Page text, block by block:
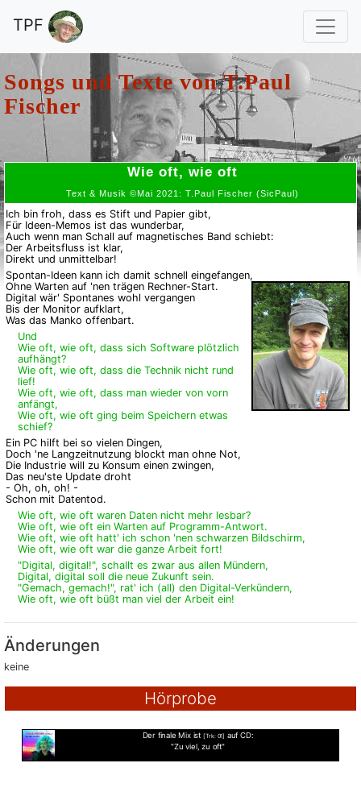
TPF
Songs und Texte vonT.Paul
Fischer
Wie oft, wie oft
Text & Musik ©Mai 2021: T.Paul Fischer (SicPaul)
Ich bin froh, dass es Stift und Papier gibt,
Für Ideen-Memos ist das wunderbar,
Auch wenn man Schall auf magnetisches Band schiebt:
Der Arbeitsfluss ist klar,
Direkt und unmittelbar!
Spontan-Ideen kann ich damit schnell eingefangen,
Ohne Warten auf 'nen trägen Rechner-Start.
Digital wär' Spontanes wohl vergangen
Bis der Monitor aufklart,
Was das Manko offenbart.
Und
Wie oft, wie oft, dass sich Software plötzlich
aufhängt?
Wie oft, wie oft, dass die Technik nicht rund
lief!
Wie oft, wie oft, dass man wieder von vorn
anfängt,
Wie oft, wie oft ging beim Speichern etwas
schief?
Ein PC hilft bei so vielen Dingen,
Doch 'ne Langzeitnutzung blockt man ohne Not,
Die Industrie will zu Konsum einen zwingen,
Das neu'ste Update droht
- Oh, oh, oh! -
Schon mit Datentod.
Wie oft, wie oft waren Daten nicht mehr lesbar?
Wie oft, wie oft ein Warten auf Programm-Antwort.
Wie oft, wie oft hatt' ich schon 'nen schwarzen Bildschirm,
Wie oft, wie oft war die ganze Arbeit fort!
"Digital, digital!", schallt es zwar aus allen Mündern,
Digital, digital soll die neue Zukunft sein.
"Gemach, gemach!", rat' ich (all) den Digital-Verkündern,
Wie oft, wie oft büßt man viel der Arbeit ein!
Änderungen
keine
Hörprobe
Der finale Mix ist [Trk: 01] auf CD:
"Zu viel, zu oft"